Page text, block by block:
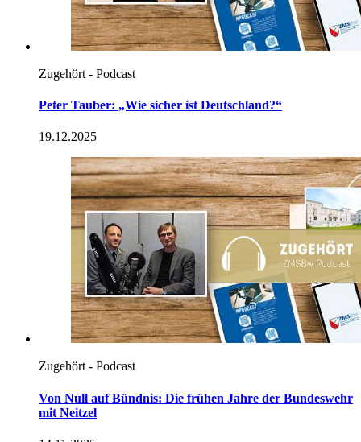
Zugehört - Podcast
Peter Tauber: „Wie sicher ist Deutschland?“
19.12.2025
Zugehört - Podcast
Von Null auf Bündnis: Die frühen Jahre der Bundeswehr
mit Neitzel